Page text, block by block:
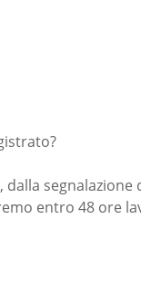
entro 48 ore